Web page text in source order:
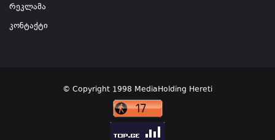
რეკლამა
კონტაქტი
© Copyright 1998 MediaHolding Hereti